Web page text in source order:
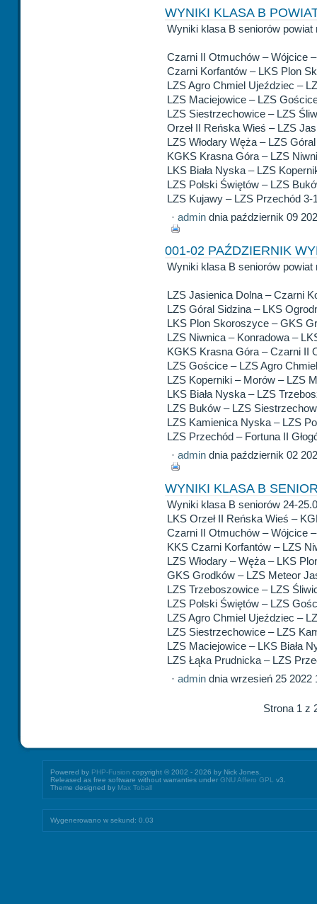
WYNIKI KLASA B
Wyniki klasa B seniorów powiat
Czarni II Otmuchów – Wójcice
Czarni Korfantów – LKS Plon
LZS Agro Chmiel Ujeździec –
LZS Maciejowice – LZS
LZS Siestrzechowice – LZS
Orzeł II Reńska Wieś – LZS
LZS Włodary Węża – LZS
KGKS Krasna Góra – LZS
LKS Biała Nyska – LZS
LZS Polski Świętów – LZS
LZS Kujawy – LZS Przechód 3-
· admin dnia październik 09
001-02 PAŹDZIERNIK
Wyniki klasa B seniorów powiat
LZS Jasienica Dolna – Czarni
LZS Góral Sidzina – LKS
LKS Plon Skoroszyce – GKS
LZS Niwnica – Konradowa –
KGKS Krasna Góra – Czarni II
LZS Gościce – LZS Agro
LZS Koperniki – Morów – LZS
LKS Biała Nyska – LZS
LZS Buków – LZS
LZS Kamienica Nyska – LZS
LZS Przechód – Fortuna II
· admin dnia październik 02
WYNIKI KLASA B
Wyniki klasa B seniorów 24-
LKS Orzeł II Reńska Wieś –
Czarni II Otmuchów – Wójcice
KKS Czarni Korfantów – LZS
LZS Włodary – Węża – LKS
GKS Grodków – LZS Meteor
LZS Trzeboszowice – LZS
LZS Polski Świętów – LZS
LZS Agro Chmiel Ujeździec –
LZS Siestrzechowice – LZS
LZS Maciejowice – LKS Biała
LZS Łąka Prudnicka – LZS
· admin dnia wrzesień 25 2022
Strona 1 z
Powered by PHP-Fusion copyright © 2002 - 2026 by Nick Jones.
Released as free software without warranties underGNU Affero GPL
v3.
Theme designed by Max Toball
Wygenerowano w sekund: 0.03